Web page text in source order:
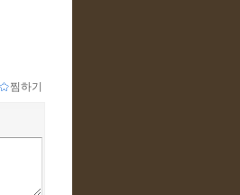
찜하기